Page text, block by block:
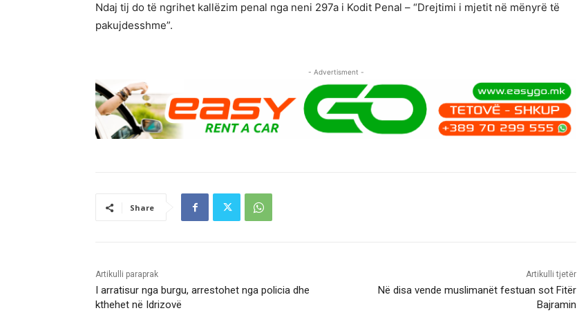
Ndaj tij do të ngrihet kallëzim penal nga neni 297a i Kodit Penal – “Drejtimi i mjetit në mënyrë të
pakujdesshme”.
- Advertisment -
Share
Artikulli paraprak
I arratisur nga burgu, arrestohet nga policia dhe
kthehet në Idrizovë
Artikulli tjetër
Në disa vende muslimanët festuan sot Fitër
Bajramin